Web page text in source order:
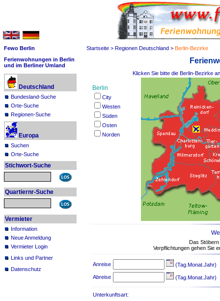
Fewo Berlin
Ferienwohnungen in Berlin
und im Berliner Umland
Deutschland
Bundesland-Suche
Orte-Suche
Regionen-Suche
Europa
Suchen
Orte-Suche
Stichwort-Suche
Quartiernr-Suche
Vermieter
Information
Neue Anmeldung
Vermieter Login
Links und Partner
Datenschutz
Startseite > Regionen Deutschland > Berlin-Bezirke
Klicken Sie bitte die Berlin-Bezirke
Berlin
City
Westen
Süden
Osten
Norden
Das
Verpflichtungen gehen Sie
Anreise (Tag.Monat.Jahr)
Abreise (Tag.Monat.Jahr)
Unterkunftsart: